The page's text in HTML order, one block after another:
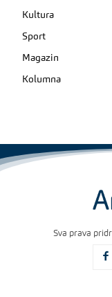
Kultura
Sport
Magazin
Kolumna
Sva prava